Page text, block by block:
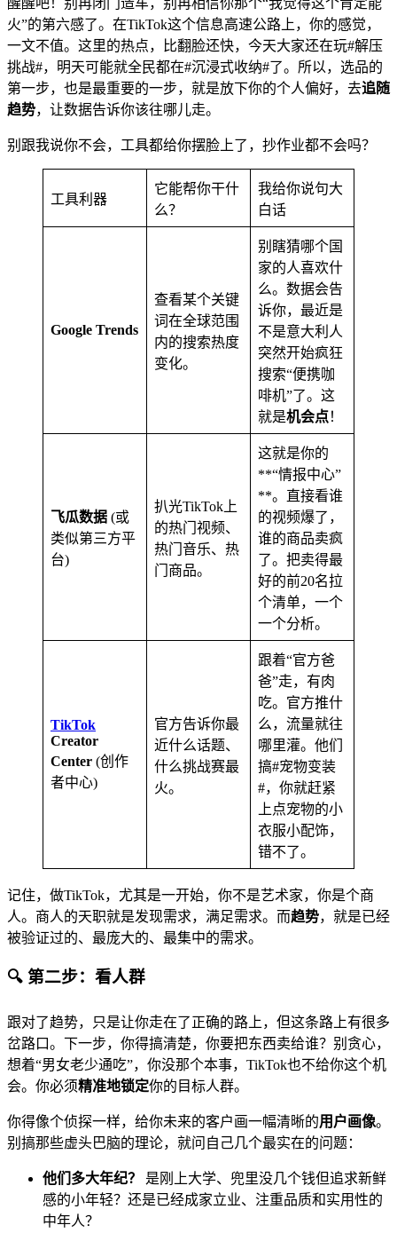
火”的第六感了。在TikTok这个信息高速公路上，你的感觉，
一文不值。这里的热点，比翻脸还快，今天大家还在玩#解压
挑战#，明天可能就全民都在#沉浸式收纳#了。所以，选品的
第一步，也是最重要的一步，就是放下你的个人偏好，去追随
趋势，让数据告诉你该往哪儿走。
别跟我说你不会，工具都给你摆脸上了，抄作业都不会吗？
工具利器
它能帮你干什
么？
我给你说句大
白话
Google Trends
查看某个关键
词在全球范围
内的搜索热度
变化。
别瞎猜哪个国
家的人喜欢什
么。数据会告
诉你，最近是
不是意大利人
突然开始疯狂
搜索“便携咖
啡机”了。这
就是机会点！
飞瓜数据 (或
类似第三方平
台)
扒光TikTok上
的热门视频、
热门音乐、热
门商品。
这就是你的
**“情报中心”
**。直接看谁
的视频爆了，
谁的商品卖疯
了。把卖得最
好的前20名拉
个清单，一个
一个分析。
TikTok
Creator
Center (创作
者中心)
官方告诉你最
近什么话题、
什么挑战赛最
火。
跟着“官方爸
爸”走，有肉
吃。官方推什
么，流量就往
哪里灌。他们
搞#宠物变装
#，你就赶紧
上点宠物的小
衣服小配饰，
错不了。
记住，做TikTok，尤其是一开始，你不是艺术家，你是个商
人。商人的天职就是发现需求，满足需求。而趋势，就是已经
被验证过的、最庞大的、最集中的需求。
🔍 第二步：看人群
跟对了趋势，只是让你走在了正确的路上，但这条路上有很多
岔路口。下一步，你得搞清楚，你要把东西卖给谁？别贪心，
想着“男女老少通吃”，你没那个本事，TikTok也不给你这个机
会。你必须精准地锁定你的目标人群。
你得像个侦探一样，给你未来的客户画一幅清晰的用户画像。
别搞那些虚头巴脑的理论，就问自己几个最实在的问题：
他们多大年纪？
是刚上大学、兜里没几个钱但追求新鲜
感的小年轻？还是已经成家立业、注重品质和实用性的
中年人？